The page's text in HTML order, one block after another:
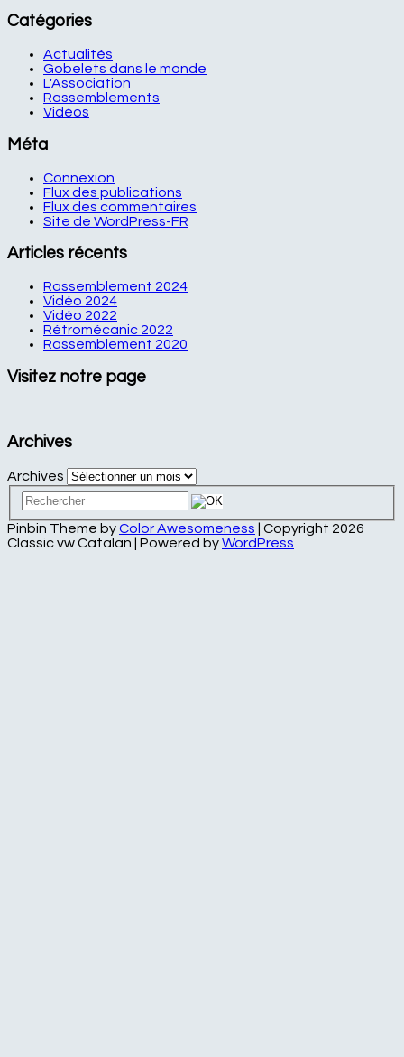
Catégories
Actualités
Gobelets dans le monde
L'Association
Rassemblements
Vidéos
Méta
Connexion
Flux des publications
Flux des commentaires
Site de WordPress-FR
Articles récents
Rassemblement 2024
Vidéo 2024
Vidéo 2022
Rétromécanic 2022
Rassemblement 2020
Visitez notre page
Archives
Archives
Pinbin Theme byColor Awesomeness | Copyright 2026
Classic vw Catalan | Powered byWordPress